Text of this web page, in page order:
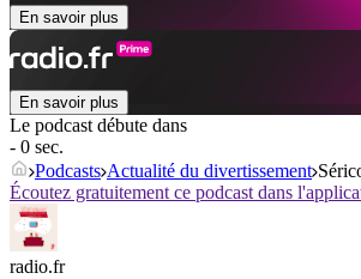
En savoir plus
En savoir plus
Le podcast débute dans
- 0 sec.
Podcasts Actualité du divertissement
Écoutez gratuitement ce podcast dans
radio.fr